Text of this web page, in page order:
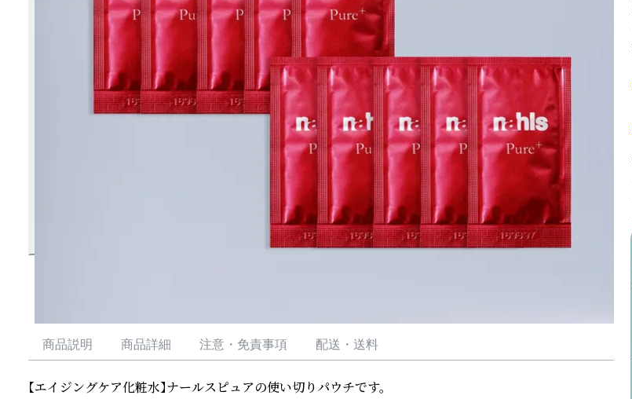
商品説明 商品詳細 注意・免責事項 配送・送料
【エイジングケア化粧水】ナールスピュアの使い切りパウチです。